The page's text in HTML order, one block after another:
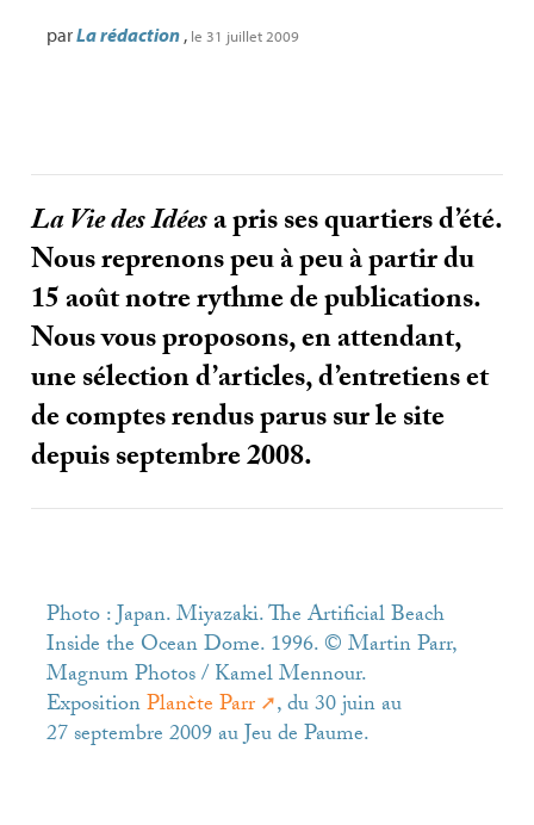
parLa rédaction , le 31 juillet 2009
La Vie des Idéesa pris ses quartiers d’été.
Nous reprenons peu à peu à partir du
15 août notre rythme de publications.
Nous vous proposons, en attendant,
une sélection d’articles, d’entretiens et
de comptes rendus parus sur le site
depuis septembre 2008.
Photo : Japan. Miyazaki. The Artificial Beach
Inside the Ocean Dome. 1996. © Martin Parr,
Magnum Photos / Kamel Mennour.
ExpositionPlanète Parr
, du 30 juin au
27 septembre 2009 au Jeu de Paume.